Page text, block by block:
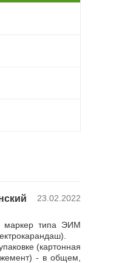
23.02.2022
маркер типа ЭИМ
(картонная
- в общем,
110 кВ